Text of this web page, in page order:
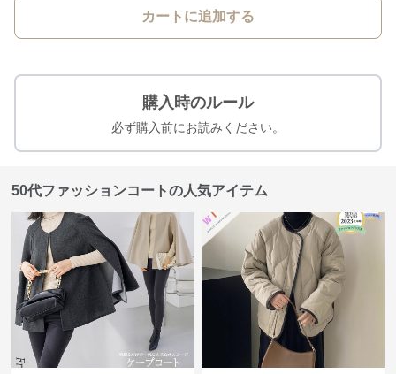
カートに追加する
購入時のルール
必ず購入前にお読みください。
50代ファッションコートの人気アイテム